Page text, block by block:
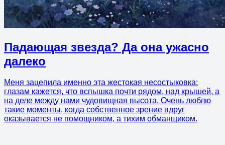
Падающая звезда? Да она ужасно
далеко
Меня зацепила именно эта жестокая несостыковка:
глазам кажется, что вспышка почти рядом, над крышей, а
на деле между нами чудовищная высота. Очень люблю
такие моменты, когда собственное зрение вдруг
оказывается не помощником, а тихим обманщиком.